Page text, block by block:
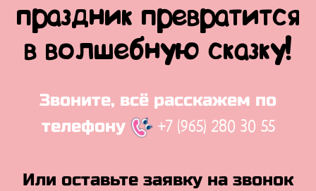
праздник превратится
в волшебную сказку!
Звоните, всё расскажем по
телефону
+7 (965) 280 30 55
Или оставьте заявку на звонок